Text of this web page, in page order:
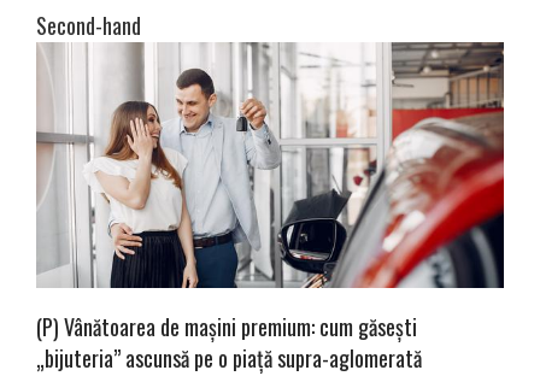
Second-hand
(P) Vânătoarea de mașini premium: cum găsești
„bijuteria” ascunsă pe o piață supra-aglomerată